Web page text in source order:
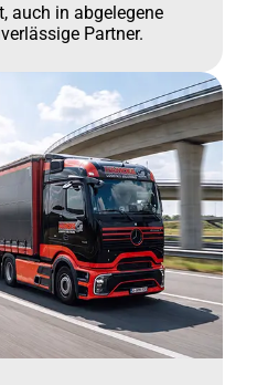
auch in abgelegene
Partner.